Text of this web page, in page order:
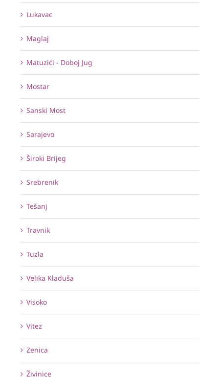
Lukavac
Maglaj
Matuzići - Doboj Jug
Mostar
Sanski Most
Sarajevo
Široki Brijeg
Srebrenik
Tešanj
Travnik
Tuzla
Velika Kladuša
Visoko
Vitez
Zenica
Živinice